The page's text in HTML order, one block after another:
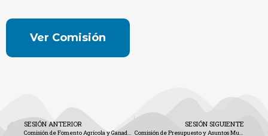
Ver Comisión
SESIÓN ANTERIOR
Comisión de Fomento Agrícola y Ganadero (Gaceta No. 2032)
SESIÓN SIGUIENTE
Comisión de Presupuesto y Asuntos Municipales (Gaceta No. 2035)